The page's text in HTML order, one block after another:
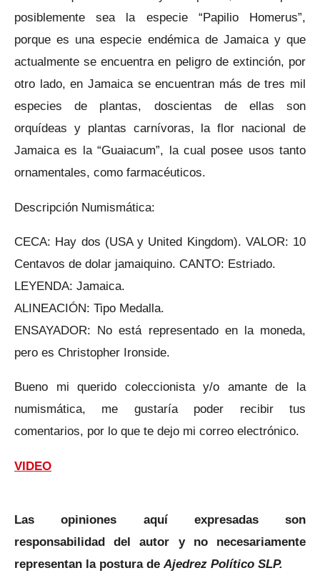
posiblemente sea la especie “Papilio Homerus”,
porque es una especie endémica de Jamaica y que
actualmente se encuentra en peligro de extinción, por
otro lado, en Jamaica se encuentran más de tres mil
especies de plantas, doscientas de ellas son
orquídeas y plantas carnívoras, la flor nacional de
Jamaica es la “Guaiacum”, la cual posee usos tanto
ornamentales, como farmacéuticos.
Descripción Numismática:
CECA: Hay dos (USA y United Kingdom). VALOR: 10
Centavos de dolar jamaiquino. CANTO: Estriado.
LEYENDA: Jamaica.
ALINEACIÓN: Tipo Medalla.
ENSAYADOR: No está representado en la moneda,
pero es Christopher Ironside.
Bueno mi querido coleccionista y/o amante de la
numismática, me gustaría poder recibir tus
comentarios, por lo que te dejo mi correo electrónico.
VIDEO
Las opiniones aquí expresadas son
responsabilidad del autor y no necesariamente
representan la postura deAjedrez Político SLP.